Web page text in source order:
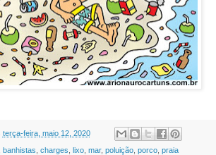
terça-feira, maio 12, 2020
banhistas charges lixo, mar, poluição, porco, praia